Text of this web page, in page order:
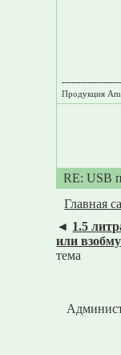
Продукция
RE: USB
Главная
◄ 1.5
или
тема